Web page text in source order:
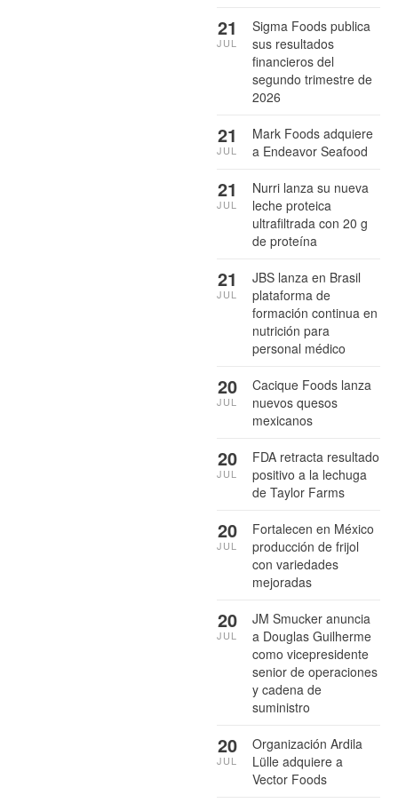
Sigma Foods publica
sus resultados
financieros del
segundo trimestre de
2026
21
JUL
Mark Foods adquiere
a Endeavor Seafood
21
JUL
Nurri lanza su nueva
leche proteica
ultrafiltrada con 20 g
de proteína
21
JUL
JBS lanza en Brasil
plataforma de
formación continua en
nutrición para
personal médico
21
JUL
Cacique Foods lanza
nuevos quesos
mexicanos
20
JUL
FDA retracta resultado
positivo a la lechuga
de Taylor Farms
20
JUL
Fortalecen en México
producción de frijol
con variedades
mejoradas
20
JUL
JM Smucker anuncia
a Douglas Guilherme
como vicepresidente
senior de operaciones
y cadena de
suministro
20
JUL
Organización Ardila
Lülle adquiere a
Vector Foods
20
JUL